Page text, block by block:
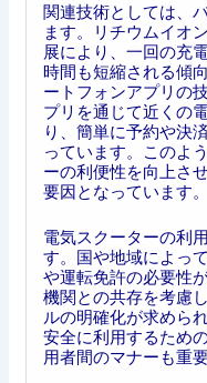
関連技術としては、
ます。リチウムイオ
展により、一回の充
時間も短縮される傾
ートフォンアプリの
プリを通じて近くの
り、簡単に予約や決
っています。このよ
ーの利便性を向上さ
要因となっています。
電気スクーターの利
す。国や地域によっ
や運転免許の必要性
機関との共存を考慮
ルの明確化が求めら
安全に利用するため
用者間のマナーも重